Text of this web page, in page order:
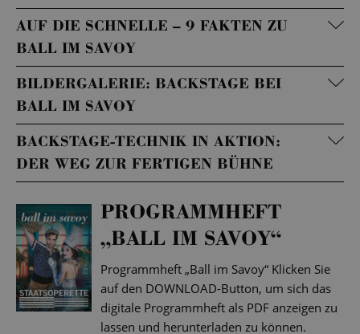
AUF DIE SCHNELLE – 9 FAKTEN ZU
BALL IM SAVOY
BILDERGALERIE: BACKSTAGE BEI
BALL IM SAVOY
BACKSTAGE-TECHNIK IN AKTION:
DER WEG ZUR FERTIGEN BÜHNE
PROGRAMMHEFT
„BALL IM SAVOY“
Programmheft „Ball im Savoy“ Klicken Sie
auf den DOWNLOAD-Button, um sich das
digitale Programmheft als PDF anzeigen zu
lassen und herunterladen zu können.